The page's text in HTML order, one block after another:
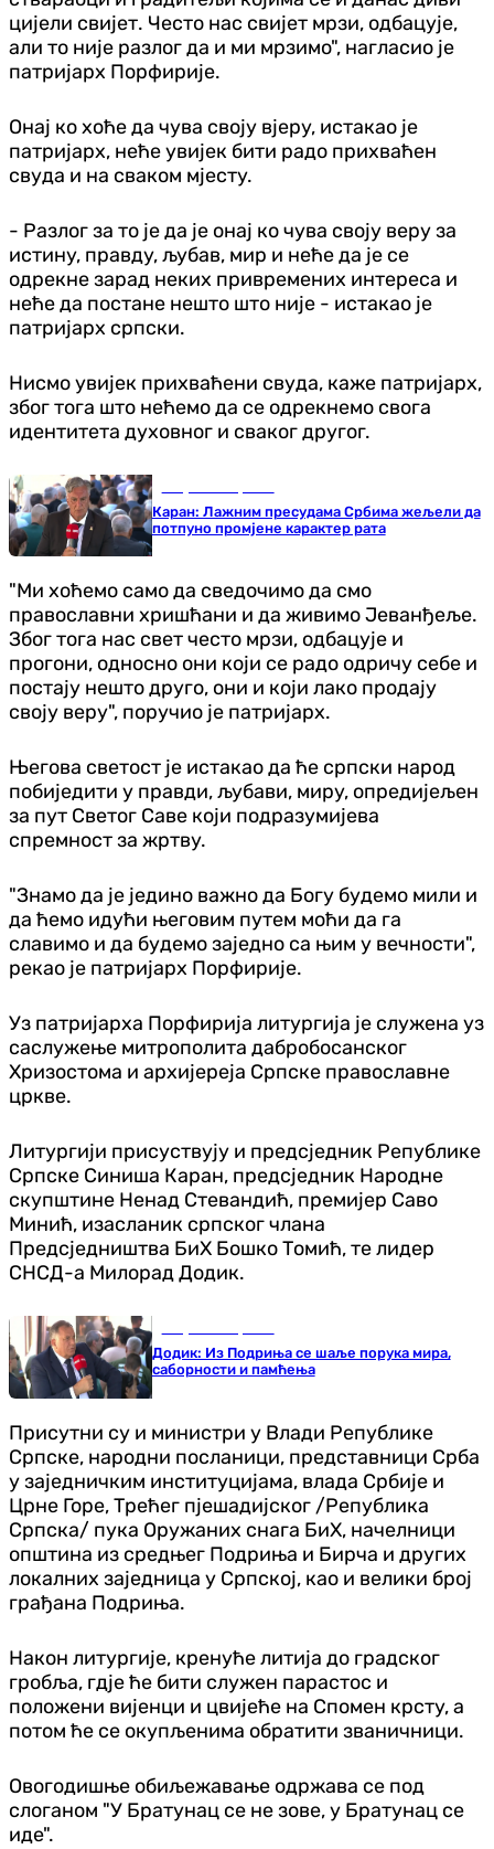
цијели свијет. Често нас свијет мрзи, одбацује,
али то није разлог да и ми мрзимо", нагласио је
патријарх Порфирије.
Онај ко хоће да чува своју вјеру, истакао је
патријарх, неће увијек бити радо прихваћен
свуда и на сваком мјесту.
- Разлог за то је да је онај ко чува своју веру за
истину, правду, љубав, мир и неће да је се
одрекне зарад неких привремених интереса и
неће да постане нешто што није - истакао је
патријарх српски.
Нисмо увијек прихваћени свуда, каже патријарх,
због тога што нећемо да се одрекнемо свога
идентитета духовног и сваког другог.
Каран: Лажним пресудама Србима жељели да
потпуно промјене карактер рата
"Ми хоћемо само да сведочимо да смо
православни хришћани и да живимо Јеванђеље.
Због тога нас свет често мрзи, одбацује и
прогони, односно они који се радо одричу себе и
постају нешто друго, они и који лако продају
своју веру", поручио је патријарх.
Његова светост је истакао да ће српски народ
побиједити у правди, љубави, миру, опредијељен
за пут Светог Саве који подразумијева
спремност за жртву.
"Знамо да је једино важно да Богу будемо мили и
да ћемо идући његовим путем моћи да га
славимо и да будемо заједно са њим у вечности",
рекао је патријарх Порфирије.
Уз патријарха Порфирија литургија је служена уз
саслужење митрополита дабробосанског
Хризостома и архијереја Српске православне
цркве.
Литургији присуствују и предсједник Републике
Српске Синиша Каран, предсједник Народне
скупштине Ненад Стевандић, премијер Саво
Минић, изасланик српског члана
Предсједништва БиХ Бошко Томић, те лидер
СНСД-а Милорад Додик.
Додик: Из Подриња се шаље порука мира,
саборности и памћења
Присутни су и министри у Влади Републике
Српске, народни посланици, представници Срба
у заједничким институцијама, влада Србије и
Црне Горе, Трећег пјешадијског /Република
Српска/ пука Оружаних снага БиХ, начелници
општина из средњег Подриња и Бирча и других
локалних заједница у Српској, као и велики број
грађана Подриња.
Након литургије, кренуће литија до градског
гробља, гдје ће бити служен парастос и
положени вијенци и цвијеће на Спомен крсту, а
потом ће се окупљенима обратити званичници.
Овогодишње обиљежавање одржава се под
слоганом "У Братунац се не зове, у Братунац се
иде".